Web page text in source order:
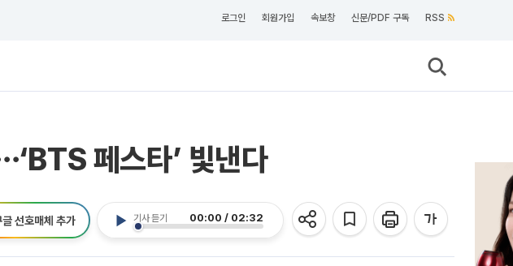
로그인 회원가입 속보창 신문/PDF 구독 RSS
페스타’ 빛낸다
기사 듣기 00:00 / 02:32
글 선호매체 추가